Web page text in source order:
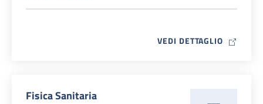
VEDI DETTAGLIO MAP ICON
Fisica Sanitaria